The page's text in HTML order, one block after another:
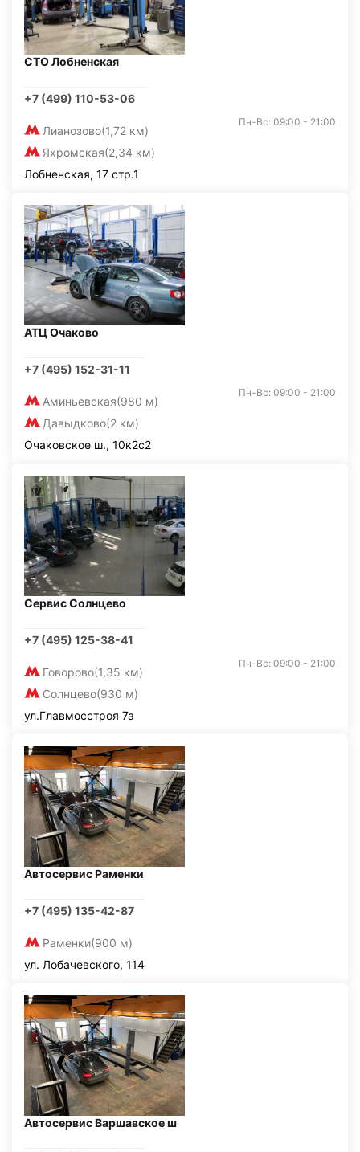
СТО Лобненская
+7 (499) 110-53-06
Лианозово(1,72 км)
Яхромская(2,34 км)
Пн-Вс: 09:00 - 21:00
Лобненская, 17 стр.1
АТЦ Очаково
+7 (495) 152-31-11
Аминьевская(980 м)
Давыдково(2 км)
Пн-Вс: 09:00 - 21:00
Очаковское ш., 10к2с2
Сервис Солнцево
+7 (495) 125-38-41
Говорово(1,35 км)
Солнцево(930 м)
Пн-Вс: 09:00 - 21:00
ул.Главмосстроя 7а
Автосервис Раменки
+7 (495) 135-42-87
Раменки(900 м)
ул. Лобачевского, 114
Автосервис Варшавское ш